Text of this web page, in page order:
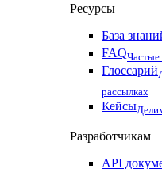
Ресурсы
База
FAQЧастые
Глоссарий
рассылках
Кейсы
Разработчикам
API